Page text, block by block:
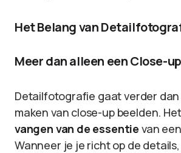
Het Belang van
Meer dan alleen een Close-up
Detailfotografie gaat verder
maken van close-up beelden.
vangen van de essentie van
Wanneer je je richt op de